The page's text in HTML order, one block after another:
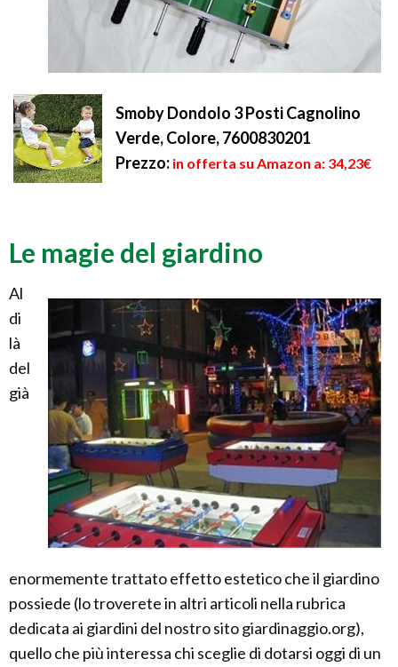
Smoby Dondolo 3 Posti Cagnolino
Verde, Colore, 7600830201
Prezzo: in offerta su Amazon a: 34,23€
Le magie del giardino
Al
di
là
del
già
enormemente trattato effetto estetico che il giardino
possiede (lo troverete in altri articoli nella rubrica
dedicata ai giardini del nostro sito giardinaggio.org),
quello che più interessa chi sceglie di dotarsi oggi di un